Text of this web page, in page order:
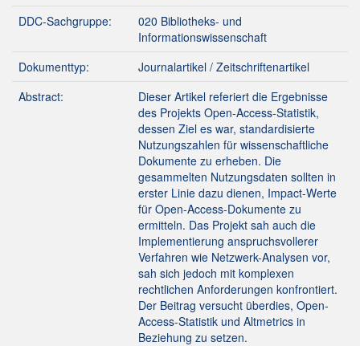
DDC-Sachgruppe:
020 Bibliotheks- und
Informationswissenschaft
Dokumenttyp:
Journalartikel / Zeitschriftenartikel
Abstract:
Dieser Artikel referiert die Ergebnisse
des Projekts Open-Access-Statistik,
dessen Ziel es war, standardisierte
Nutzungszahlen für wissenschaftliche
Dokumente zu erheben. Die
gesammelten Nutzungsdaten sollten in
erster Linie dazu dienen, Impact-Werte
für Open-Access-Dokumente zu
ermitteln. Das Projekt sah auch die
Implementierung anspruchsvollerer
Verfahren wie Netzwerk-Analysen vor,
sah sich jedoch mit komplexen
rechtlichen Anforderungen konfrontiert.
Der Beitrag versucht überdies, Open-
Access-Statistik und Altmetrics in
Beziehung zu setzen.